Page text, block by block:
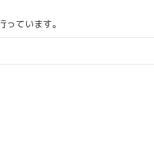
います。